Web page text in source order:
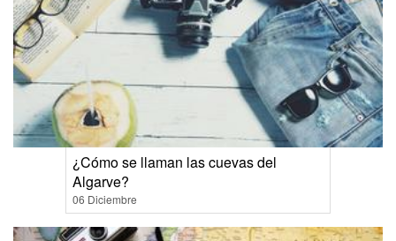
¿Cómo se llaman las cuevas del
Algarve?
06 Diciembre